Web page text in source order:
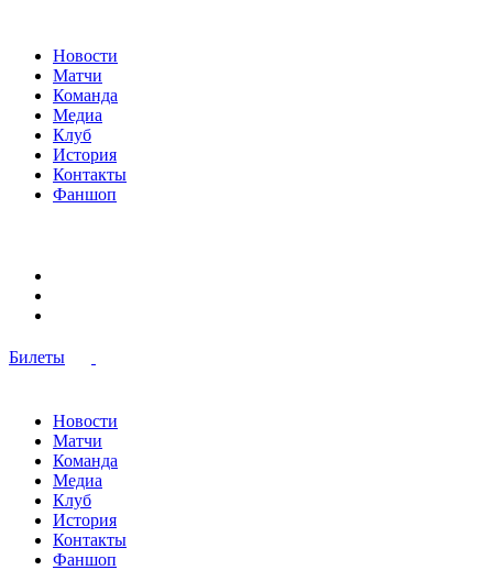
Новости
Матчи
Команда
Медиа
Клуб
История
Контакты
Фаншоп
Билеты
Новости
Матчи
Команда
Медиа
Клуб
История
Контакты
Фаншоп